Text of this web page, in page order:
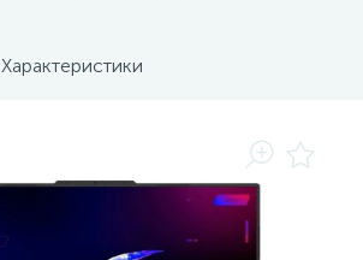
Характеристики